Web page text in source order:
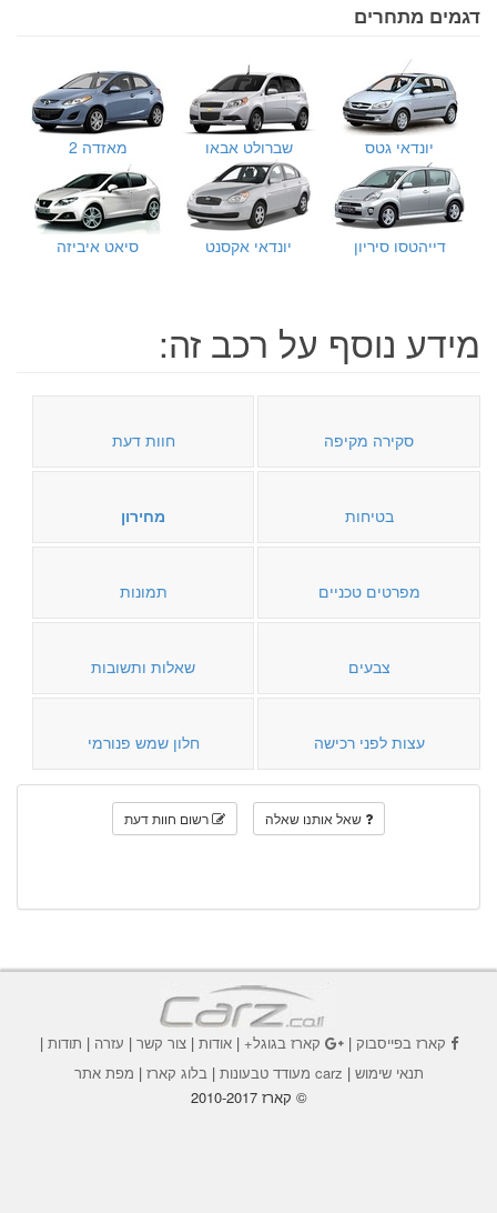
דגמים מתחרים
יונדאי גטס שברולט אבאו מאזדה 2
דייהטסו סיריון יונדאי אקסנט סיאט איביזה
מידע נוסף על רכב זה:
סקירה מקיפה חוות דעת
בטיחות מחירון
מפרטים טכניים תמונות
צבעים שאלות ותשובות
עצות לפני רכישה חלון שמש פנורמי
שאל אותנו שאלה רשום חוות דעת
קארז בפייסבוק| קארז בגוגל+|אודות |צור קשר | עזרה | תודות |
תנאי שימוש | carz מעודד טבעונות | בלוג קארז | מפת אתר
© קארז 2010-2017